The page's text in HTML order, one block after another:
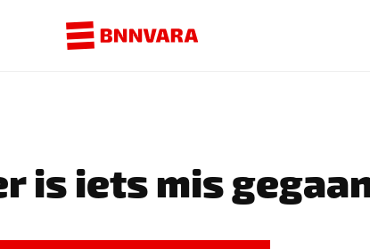
is iets mis